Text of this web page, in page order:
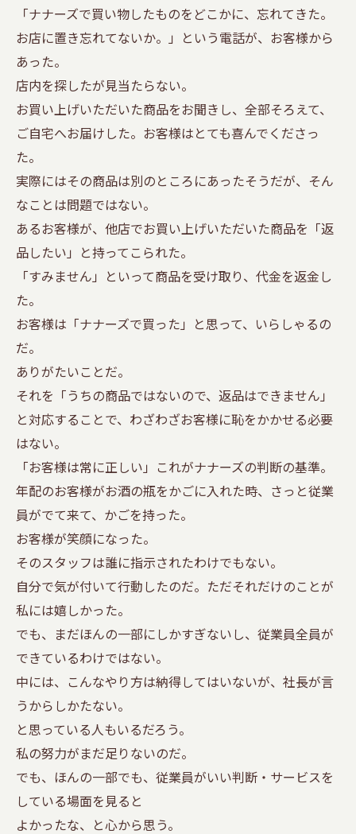
「ナナーズで買い物したものをどこかに、忘れてきた。
お店に置き忘れてないか。」という電話が、お客様から
あった。
店内を探したが見当たらない。
お買い上げいただいた商品をお聞きし、全部そろえて、
ご自宅へお届けした。お客様はとても喜んでくださっ
た。
実際にはその商品は別のところにあったそうだが、そん
なことは問題ではない。
あるお客様が、他店でお買い上げいただいた商品を「返
品したい」と持ってこられた。
「すみません」といって商品を受け取り、代金を返金し
た。
お客様は「ナナーズで買った」と思って、いらしゃるの
だ。
ありがたいことだ。
それを「うちの商品ではないので、返品はできません」
と対応することで、わざわざお客様に恥をかかせる必要
はない。
「お客様は常に正しい」これがナナーズの判断の基準。
年配のお客様がお酒の瓶をかごに入れた時、さっと従業
員がでて来て、かごを持った。
お客様が笑顔になった。
そのスタッフは誰に指示されたわけでもない。
自分で気が付いて行動したのだ。ただそれだけのことが
私には嬉しかった。
でも、まだほんの一部にしかすぎないし、従業員全員が
できているわけではない。
中には、こんなやり方は納得してはいないが、社長が言
うからしかたない。
と思っている人もいるだろう。
私の努力がまだ足りないのだ。
でも、ほんの一部でも、従業員がいい判断・サービスを
している場面を見ると
よかったな、と心から思う。